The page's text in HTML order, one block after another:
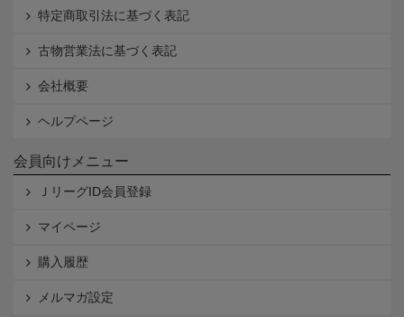
特定商取引法に基づく表記
古物営業法に基づく表記
会社概要
ヘルプページ
会員向けメニュー
ＪリーグID会員登録
マイページ
購入履歴
メルマガ設定